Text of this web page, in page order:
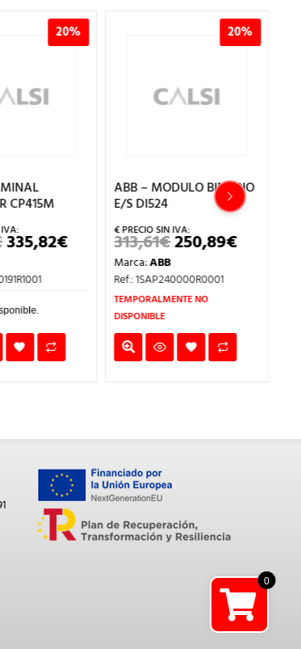
20%
CP415M
EL
PRECIO
ERA:
335,82€EL
PRECIO
ACTUAL
335,82€.
20%
ABB – MODULO BINARIO
E/S DI524
313,61€EL
PRECIO
ERA:
313,61€.
250,89€EL
PRECIO
Marca:ABB
Ref.: 1SAP240000R0001
TEMPORALMENTE NO
DISPONIBLE
0